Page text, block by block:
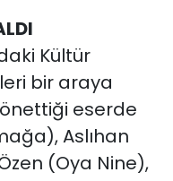
Kültür
bir araya
eserde
Aslıhan
(Oya Nine),